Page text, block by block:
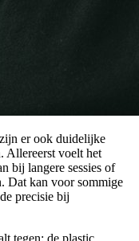
er ook duidelijke
Allereerst voelt het
bij langere sessies of
Dat kan voor sommige
precisie bij
tegen: de plastic